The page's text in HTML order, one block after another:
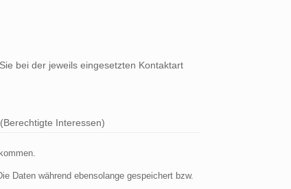
bei der jeweils eingesetzten Kontaktart
Interessen)
Daten während ebensolange gespeichert bzw.